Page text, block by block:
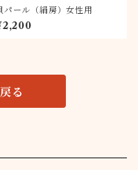
パール（絹房）女性用
る